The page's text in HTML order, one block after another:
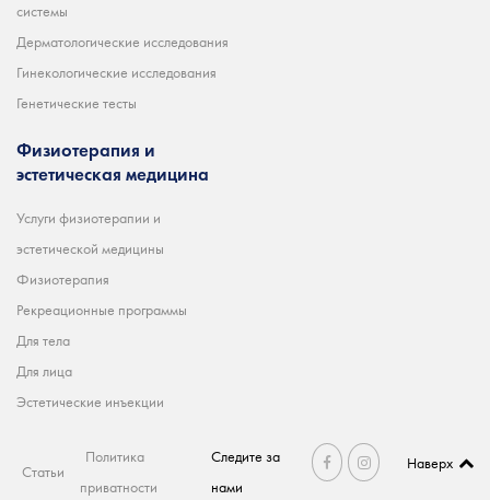
системы
Дерматологические исследования
Гинекологические исследования
Генетические тесты
Физиотерапия и
эстетическая медицина
Услуги физиотерапии и
эстетической медицины
Физиотерапия
Рекреационные программы
Для тела
Для лица
Эстетические инъекции
Статьи
Политика
приватности
Следите за
нами
Наверх